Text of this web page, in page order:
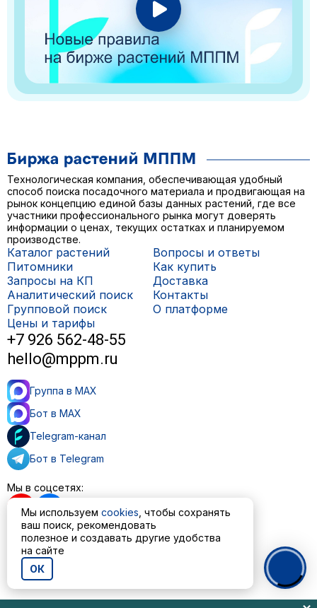
Технологическая компания, обеспечивающая удобный
способ поиска посадочного материала и продвигающая на
рынок концепцию единой базы данных растений, где все
участники профессионального рынка могут доверять
информации о ценах, текущих остатках и планируемом
производстве.
Каталог растений
Питомники
Запросы на КП
Аналитический поиск
Групповой поиск
Цены и тарифы
Вопросы и ответы
Как купить
Доставка
Контакты
О платформе
+7 926 562-48-55
hello@mppm.ru
Группа в MAX
Бот в MAX
Telegram-канал
Бот в Telegram
Мы в соцсетях:
Пользовательское соглашение
Политика обработки персональных данных
© ООО «МППМ» 2023—2026
Мы используем cookies , чтобы сохранять
ваш поиск, рекомендовать
полезное и создавать другие удобства
на сайте
ОК